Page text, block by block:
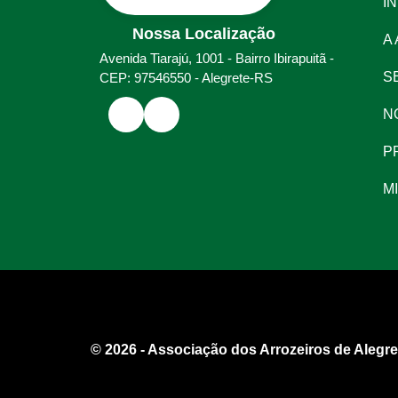
Nossa Localização
Avenida Tiarajú, 1001 - Bairro Ibirapuitã -
CEP: 97546550 - Alegrete-RS
A
© 2026 - Associação dos Arrozeiros de